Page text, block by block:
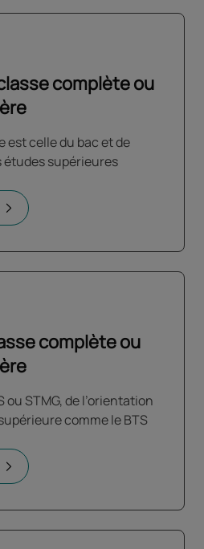
complète ou
est celle du bac et de
études supérieures
complète ou
ou STMG, de l’orientation
comme le BTS